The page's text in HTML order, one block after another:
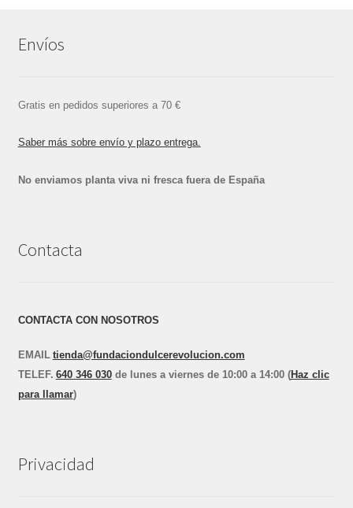
Envíos
Gratis en pedidos superiores a 70 €
Saber más sobre envío y plazo entrega.
No enviamos planta viva ni fresca fuera de España
Contacta
CONTACTA CON NOSOTROS
EMAIL tienda@fundaciondulcerevolucion.com
TELEF. 640 346 030de lunes a viernes de 10:00 a 14:00 (Haz clic
para llamar)
Privacidad